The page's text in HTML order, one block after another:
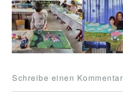
Schreibe einen Kommentar